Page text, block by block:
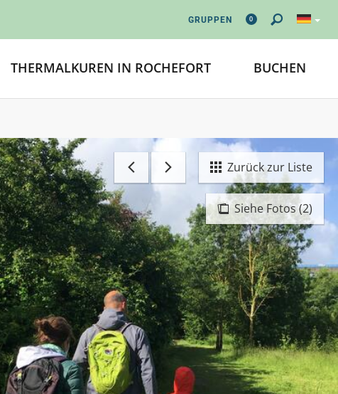
GRUPPEN 0
THERMALKUREN IN ROCHEFORT BUCHEN
Siehe Fotos (2)
Zurück zur Liste